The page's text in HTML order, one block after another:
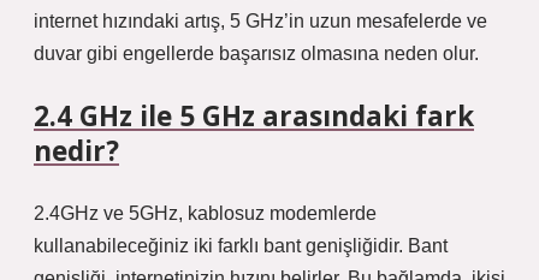
internet hızındaki artış, 5 GHz’in uzun mesafelerde ve
duvar gibi engellerde başarısız olmasına neden olur.
2.4 GHz ile 5 GHz arasındaki fark
nedir?
2.4GHz ve 5GHz, kablosuz modemlerde
kullanabileceğiniz iki farklı bant genişliğidir. Bant